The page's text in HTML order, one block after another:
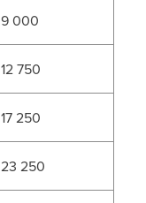
9 000
12 750
17 250
23 250